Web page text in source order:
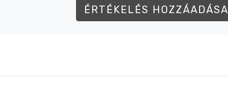
ÉRTÉKELÉS HOZZÁADÁSA